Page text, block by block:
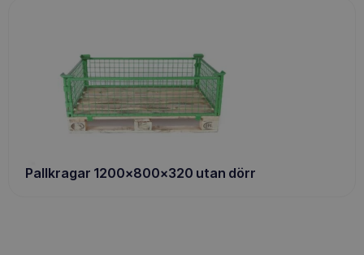
Pallkragar 1200x800x320 utan dörr